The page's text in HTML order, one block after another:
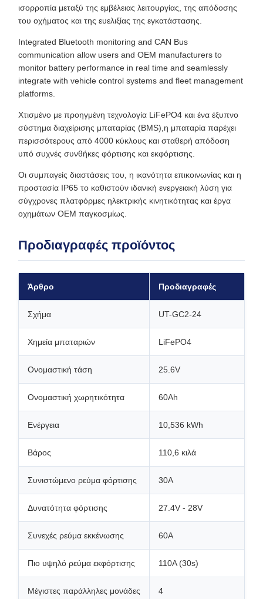
ισορροπία μεταξύ της εμβέλειας λειτουργίας, της απόδοσης
του οχήματος και της ευελιξίας της εγκατάστασης.
Integrated Bluetooth monitoring and CAN Bus
communication allow users and OEM manufacturers to
monitor battery performance in real time and seamlessly
integrate with vehicle control systems and fleet management
platforms.
Χτισμένο με προηγμένη τεχνολογία LiFePO4 και ένα έξυπνο
σύστημα διαχείρισης μπαταρίας (BMS),η μπαταρία παρέχει
περισσότερους από 4000 κύκλους και σταθερή απόδοση
υπό συχνές συνθήκες φόρτισης και εκφόρτισης.
Οι συμπαγείς διαστάσεις του, η ικανότητα επικοινωνίας και η
προστασία IP65 το καθιστούν ιδανική ενεργειακή λύση για
σύγχρονες πλατφόρμες ηλεκτρικής κινητικότητας και έργα
οχημάτων OEM παγκοσμίως.
Προδιαγραφές προϊόντος
Άρθρο Προδιαγραφές
Σχήμα UT-GC2-24
Χημεία μπαταριών LiFePO4
Ονομαστική τάση 25.6V
Ονομαστική χωρητικότητα 60Ah
Ενέργεια 10,536 kWh
Βάρος 110,6 κιλά
Συνιστώμενο ρεύμα φόρτισης 30Α
Δυνατότητα φόρτισης 27.4V - 28V
Συνεχές ρεύμα εκκένωσης 60A
Πιο υψηλό ρεύμα εκφόρτισης 110A (30s)
Μέγιστες παράλληλες μονάδες 4